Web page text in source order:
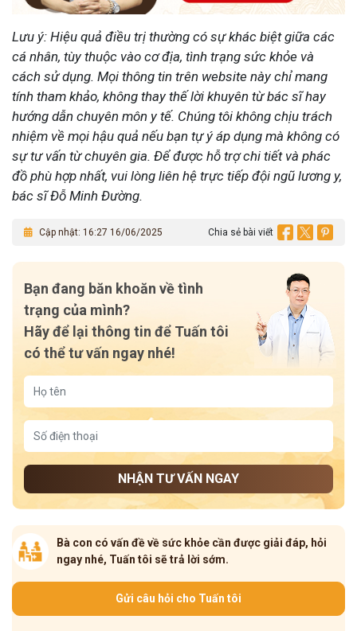
Lưu ý: Hiệu quả điều trị thường có sự khác biệt giữa các
cá nhân, tùy thuộc vào cơ địa, tình trạng sức khỏe và
cách sử dụng. Mọi thông tin trên website này chỉ mang
tính tham khảo, không thay thế lời khuyên từ bác sĩ hay
hướng dẫn chuyên môn y tế. Chúng tôi không chịu trách
nhiệm về mọi hậu quả nếu bạn tự ý áp dụng mà không có
sự tư vấn từ chuyên gia. Để được hỗ trợ chi tiết và phác
đồ phù hợp nhất, vui lòng liên hệ trực tiếp đội ngũ lương y,
bác sĩ Đỗ Minh Đường.
Cập nhật: 16:27 16/06/2025 Chia sẻ bài viết
Bạn đang băn khoăn về tình
trạng của mình?
Hãy để lại thông tin để Tuấn tôi
có thể tư vấn ngay nhé!
NHẬN TƯ VẤN NGAY
Bà con có vấn đề về sức khỏe cần được giải đáp, hỏi
ngay nhé, Tuấn tôi sẽ trả lời sớm.
Gửi câu hỏi cho Tuấn tôi